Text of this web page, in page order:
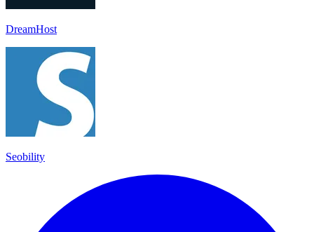
DreamHost
Seobility